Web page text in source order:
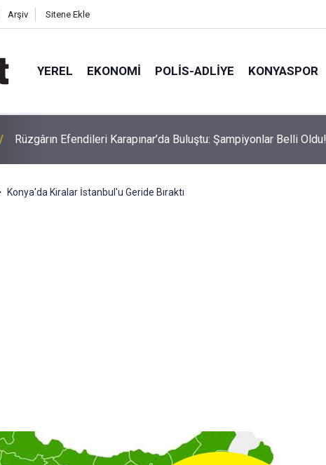
Arşiv Sitene Ekle
YEREL EKONOMI POLİS-ADLİYE KONYASPOR
Rüzgârın Efendileri Karapınar’da Buluştu: Şampiyonlar Belli Oldu!
Konya'da Kiralar İstanbul'u Geride Bıraktı